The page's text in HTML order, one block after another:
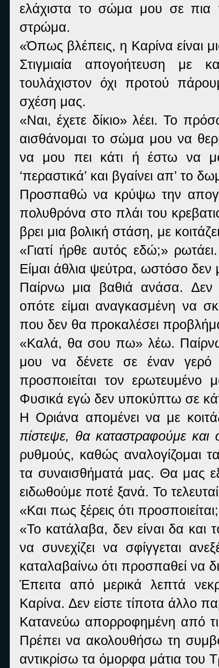
ελάχιστα το σώμα μου σε πια
στρώμα.
«Όπως βλέπεις, η Καρίνα είναι
Στιγμιαία απογοήτευση με
τουλάχιστον όχι προτού
σχέση μας.
«Ναι, έχετε δίκιο» λέει. Το
αισθάνομαι το σώμα μου να
να μου πει κάτι ή έστω να
‘περαστικά’ και βγαίνει απ’ το
Προσπαθώ να κρύψω την
πολυθρόνα στο πλάι του
βρει μια βολική στάση, με
«Γιατί ήρθε αυτός εδώ;»
Είμαι άθλια ψεύτρα, ωστόσο
Παίρνω μια βαθιά ανάσα. Δεν
οπότε είμαι αναγκασμένη να
που δεν θα προκαλέσει
«Καλά, θα σου πω» λέω.
μου να δένετε σε έναν
προσποιείται τον
Φυσικά εγώ δεν υποκύπτω σε
Η Οριάνα απομένει να με
πίστεψε, θα καταστραφούμε
ρυθμούς, καθώς αναλογίζομαι
τα συναισθήματά μας. Θα μας
ειδωθούμε ποτέ ξανά. Το
«Και πως ξέρεις ότι
«Το κατάλαβα, δεν είναι δα
να συνεχίζει να σφίγγεται
καταλαβαίνω ότι προσπαθεί να
Έπειτα από μερικά λεπτά
Καρίνα. Δεν είστε τίποτα άλλο
Κατανεύω απορροφημένη από
Πρέπει να ακολουθήσω τη
αντικρίσω τα όμορφα μάτια του